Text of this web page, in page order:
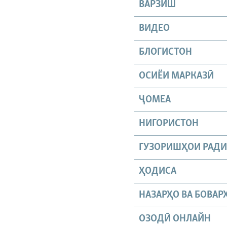
ВАРЗИШ
ВИДЕО
БЛОГИСТОН
ОСИЁИ МАРКАЗӢ
ҶОМEА
НИГОРИСТОН
ГУЗОРИШҲОИ
ҲОДИСА
НАЗАРҲО ВА
ОЗОДӢ ОНЛАЙН